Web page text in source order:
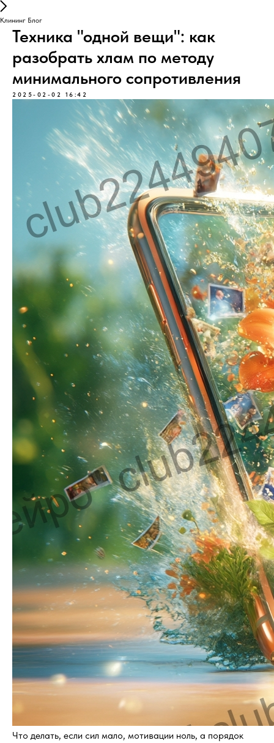
Клининг Блог
Техника "одной вещи": как
разобрать хлам по методу
минимального сопротивления
2025-02-02 16:42
Что делать, если сил мало, мотивации ноль, а порядок